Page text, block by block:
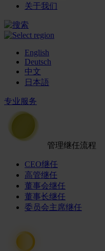
关于我们
English
Deutsch
中文
日本語
专业服务
管理继任流程
CEO继任
高管继任
董事会继任
董事长继任
委员会主席继任